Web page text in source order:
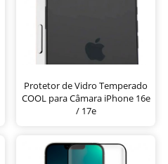
Protetor de Vidro Temperado
COOL para Câmara iPhone 16e
/ 17e